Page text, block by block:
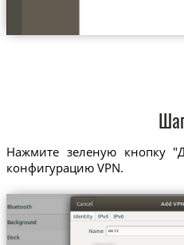
Нажмите зеленую кнопку
конфигурацию VPN.
ee.tz